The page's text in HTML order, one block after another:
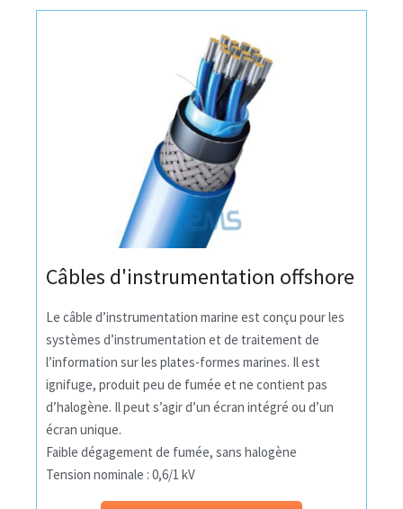
Câbles d'instrumentation offshore
Le câble d’instrumentation marine est conçu pour les
systèmes d’instrumentation et de traitement de
l’information sur les plates-formes marines. Il est
ignifuge, produit peu de fumée et ne contient pas
d’halogène. Il peut s’agir d’un écran intégré ou d’un
écran unique.
Faible dégagement de fumée, sans halogène
Tension nominale : 0,6/1 kV